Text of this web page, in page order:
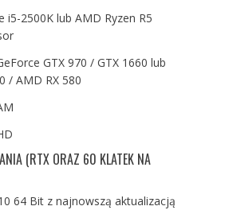
i5-2500K lub AMD Ryzen R5
GTX 970 / GTX 1660 lub
/ AMD RX 580
(RTX ORAZ 60 KLATEK NA
64 Bit z najnowszą aktualizacją